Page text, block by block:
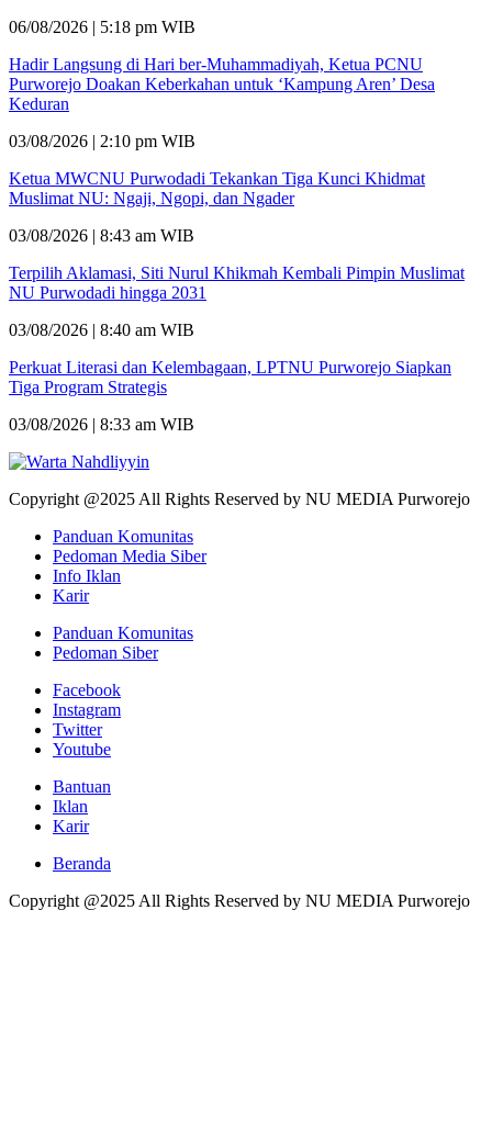
06/08/2026 | 5:18 pm WIB
Hadir Langsung di Hari ber-Muhammadiyah, Ketua PCNU
Purworejo Doakan Keberkahan untuk ‘Kampung Aren’ Desa
Keduran
03/08/2026 | 2:10 pm WIB
Ketua MWCNU Purwodadi Tekankan Tiga Kunci Khidmat
Muslimat NU: Ngaji, Ngopi, dan Ngader
03/08/2026 | 8:43 am WIB
Terpilih Aklamasi, Siti Nurul Khikmah Kembali Pimpin Muslimat
NU Purwodadi hingga 2031
03/08/2026 | 8:40 am WIB
Perkuat Literasi dan Kelembagaan, LPTNU Purworejo Siapkan
Tiga Program Strategis
03/08/2026 | 8:33 am WIB
Copyright @2025 All Rights Reserved by NU MEDIA Purworejo
Panduan Komunitas
Pedoman Media Siber
Info Iklan
Karir
Panduan Komunitas
Pedoman Siber
Facebook
Instagram
Twitter
Youtube
Bantuan
Iklan
Karir
Beranda
Copyright @2025 All Rights Reserved by NU MEDIA Purworejo